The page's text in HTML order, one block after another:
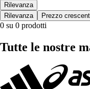
Rilevanza
Rilevanza
Prezzo
0 su 0 prodotti
Tutte le nostre